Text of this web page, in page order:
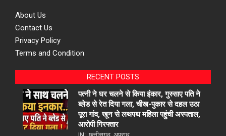
About Us
Contact Us
Privacy Policy
Terms and Condition
RECENT POSTS
पत्नी ने घर चलने से किया इंकार, गुस्साए पति ने
ब्लेड से रेत दिया गला, चीख-पुकार से दहल उठा
पूरा गांव, खून से लथपथ महिला पहुंची अस्पताल,
आरोपी गिरफ्तार